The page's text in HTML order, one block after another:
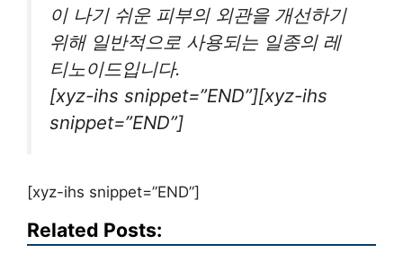
이 나기 쉬운 피부의 외관을 개선하기
위해 일반적으로 사용되는 일종의 레
티노이드입니다.
[xyz-ihs snippet=”END”][xyz-ihs
snippet=”END”]
[xyz-ihs snippet=”END”]
Related Posts: